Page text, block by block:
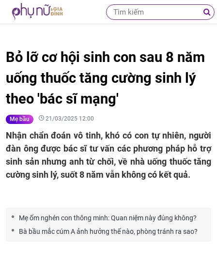
Bỏ lỡ cơ hội sinh con sau 8 năm
uống thuốc tăng cường sinh lý
theo 'bác sĩ mạng'
Mẹ bầu 21/03/2025 12:00
Nhận chẩn đoán vô tinh, khó có con tự nhiên, người
đàn ông được bác sĩ tư vấn các phương pháp hỗ trợ
sinh sản nhưng anh từ chối, về nhà uống thuốc tăng
cường sinh lý, suốt 8 năm vẫn không có kết quả.
Mẹ ốm nghén con thông minh: Quan niệm này đúng không?
Bà bầu mắc cúm A ảnh hưởng thế nào, phòng tránh ra sao?